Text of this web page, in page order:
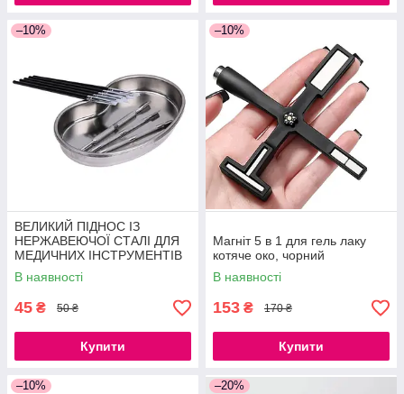
–10%
ВЕЛИКИЙ ПІДНОС ІЗ
НЕРЖАВЕЮЧОЇ СТАЛІ ДЛЯ
МЕДИЧНИХ ІНСТРУМЕНТІВ
21СМ
В наявності
45 ₴ 50 ₴
Купити
–10%
Магніт 5 в 1 для гель лаку
котяче око, чорний
В наявності
153 ₴ 170 ₴
Купити
–10% –20%